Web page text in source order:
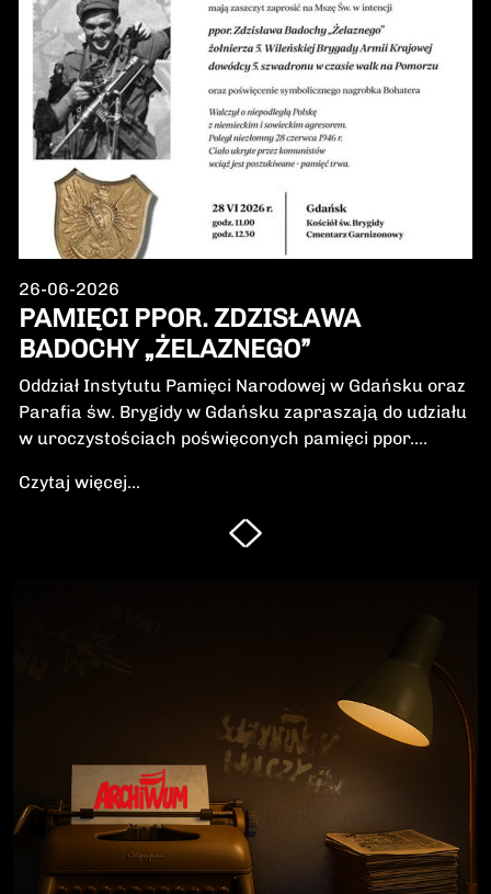
26-06-2026
PAMIĘCI PPOR. ZDZISŁAWA
BADOCHY „ŻELAZNEGO”
Oddział Instytutu Pamięci Narodowej w Gdańsku oraz
Parafia św. Brygidy w Gdańsku zapraszają do udziału
w uroczystościach poświęconych pamięci ppor.
Wileńskiej Brygady Armii Krajowej, dowódcy 5.
szwadronu podczas walk na Pomorzu, jednego z
najbardziej zasłużonych żołnierzy polskiego podziemia
przeciwko niemieckiemu i sowieckiemu okupantowi, a
po zakończeniu wojny pozostał wierny ideałom
wolności. Poległ 28 czerwca 1946 r., a miejsce
ukrycia jego szczątków przez komunistyczny aparat
represji pozostaje do dziś nieznane.Program
uroczystości:11.00 – Msza Święta w Kościele św.
Brygidy w Gdańsku12.30 – poświęcenie
symbolicznego nagrobka na Cmentarzu
Czytaj więcej...